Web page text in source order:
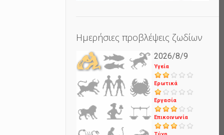
Ημερήσιες προβλέψεις ζωδίων
2026/8/9
Υγεία
Ερωτικά
Εργασία
Επικοινωνία